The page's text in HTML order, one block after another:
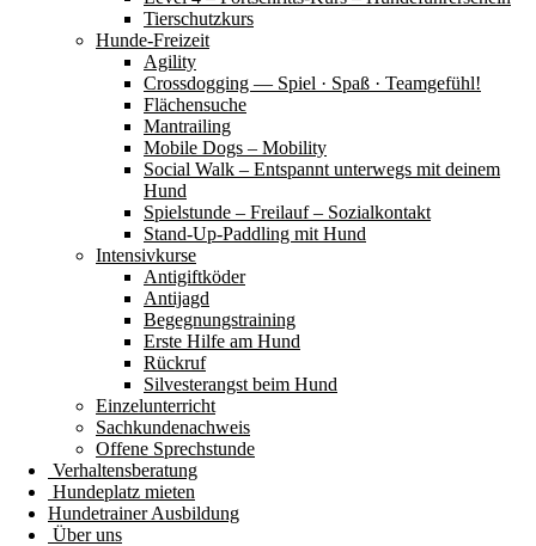
Tierschutzkurs
Hunde-Freizeit
Agility
Crossdogging — Spiel · Spaß · Teamgefühl!
Flächensuche
Mantrailing
Mobile Dogs – Mobility
Social Walk – Entspannt unterwegs mit deinem
Hund
Spielstunde – Freilauf – Sozialkontakt
Stand-Up-Paddling mit Hund
Intensivkurse
Antigiftköder
Antijagd
Begegnungstraining
Erste Hilfe am Hund
Rückruf
Silvesterangst beim Hund
Einzelunterricht
Sachkundenachweis
Offene Sprechstunde
Verhaltensberatung
Hundeplatz mieten
Hundetrainer Ausbildung
Über uns